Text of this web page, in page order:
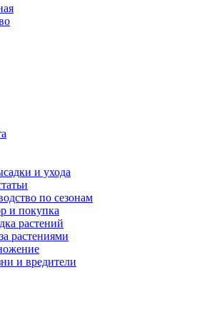
и ухода
по сезонам
и покупка
растений
растениями
и вредители